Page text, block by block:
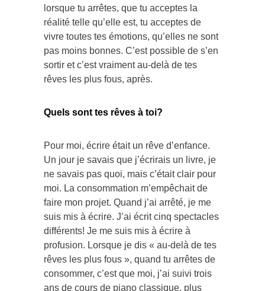
lorsque tu arrêtes, que tu acceptes la
réalité telle qu’elle est, tu acceptes de
vivre toutes tes émotions, qu’elles ne sont
pas moins bonnes. C’est possible de s’en
sortir et c’est vraiment au-delà de tes
rêves les plus fous, après.
Quels sont tes rêves à toi?
Pour moi, écrire était un rêve d’enfance.
Un jour je savais que j’écrirais un livre, je
ne savais pas quoi, mais c’était clair pour
moi. La consommation m’empêchait de
faire mon projet. Quand j’ai arrêté, je me
suis mis à écrire. J’ai écrit cinq spectacles
différents! Je me suis mis à écrire à
profusion. Lorsque je dis « au-delà de tes
rêves les plus fous », quand tu arrêtes de
consommer, c’est que moi, j’ai suivi trois
ans de cours de piano classique, plus